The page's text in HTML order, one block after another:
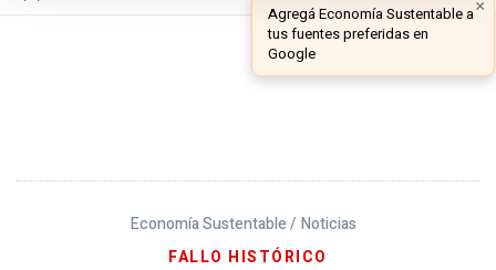
Economía Sustentable / Noticias
FALLO HISTÓRICO